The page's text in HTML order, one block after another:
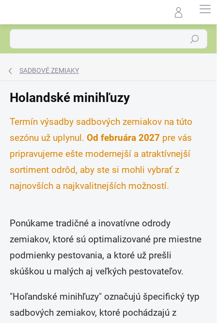
Hľadať
SADBOVÉ ZEMIAKY
Holandské minihľuzy
Termín výsadby sadbových zemiakov na túto
sezónu už uplynul. Od februára 2027 pre vás
pripravujeme ešte modernejší a atraktívnejší
sortiment odrôd, aby ste si mohli vybrať z
najnovších a najkvalitnejších možností.
Ponúkame tradičné a inovatívne odrody
zemiakov, ktoré sú optimalizované pre miestne
podmienky pestovania, a ktoré už prešli
skúškou u malých aj veľkých pestovateľov.
"Hoľandské minihľuzy" označujú špecifický typ
sadbových zemiakov, ktoré pochádzajú z
predaja